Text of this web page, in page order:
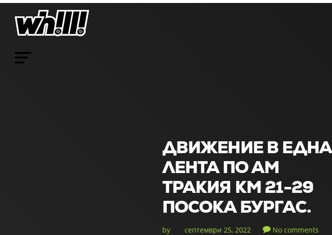
ДВИЖЕНИЕ В ЕДНА
ЛЕНТА ПО АМ
ТРАКИЯ КМ 21-29
ПОСОКА БУРГАС.
by септември 25, 2022
No comments